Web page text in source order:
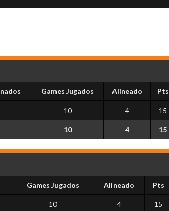
Games Jugados Alineado Pts
10 4 15
10 4 15
Games Jugados Alineado Pts
10 4 15